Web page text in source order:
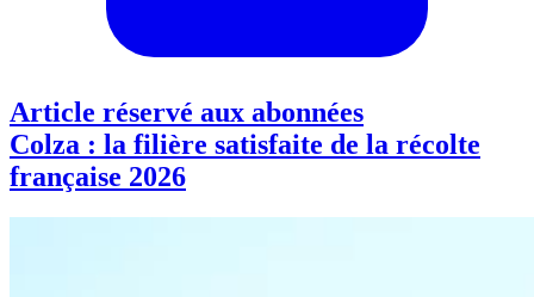
Article réservé aux abonnées
Colza : la filière satisfaite de la récolte
française 2026